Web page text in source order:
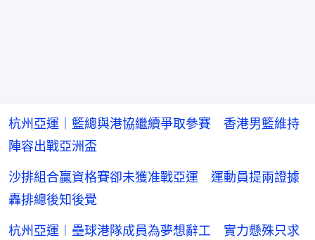
杭州亞運｜籃總與港協繼續爭取參賽 香港男籃維持
陣容出戰亞洲盃
沙排組合贏資格賽卻未獲准戰亞運 運動員提兩證據
轟排總後知後覺
杭州亞運︱壘球港隊成員為夢想辭工 實力懸殊只求